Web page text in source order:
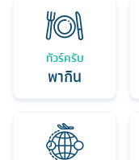
ทัวร์ครับ
พากิน